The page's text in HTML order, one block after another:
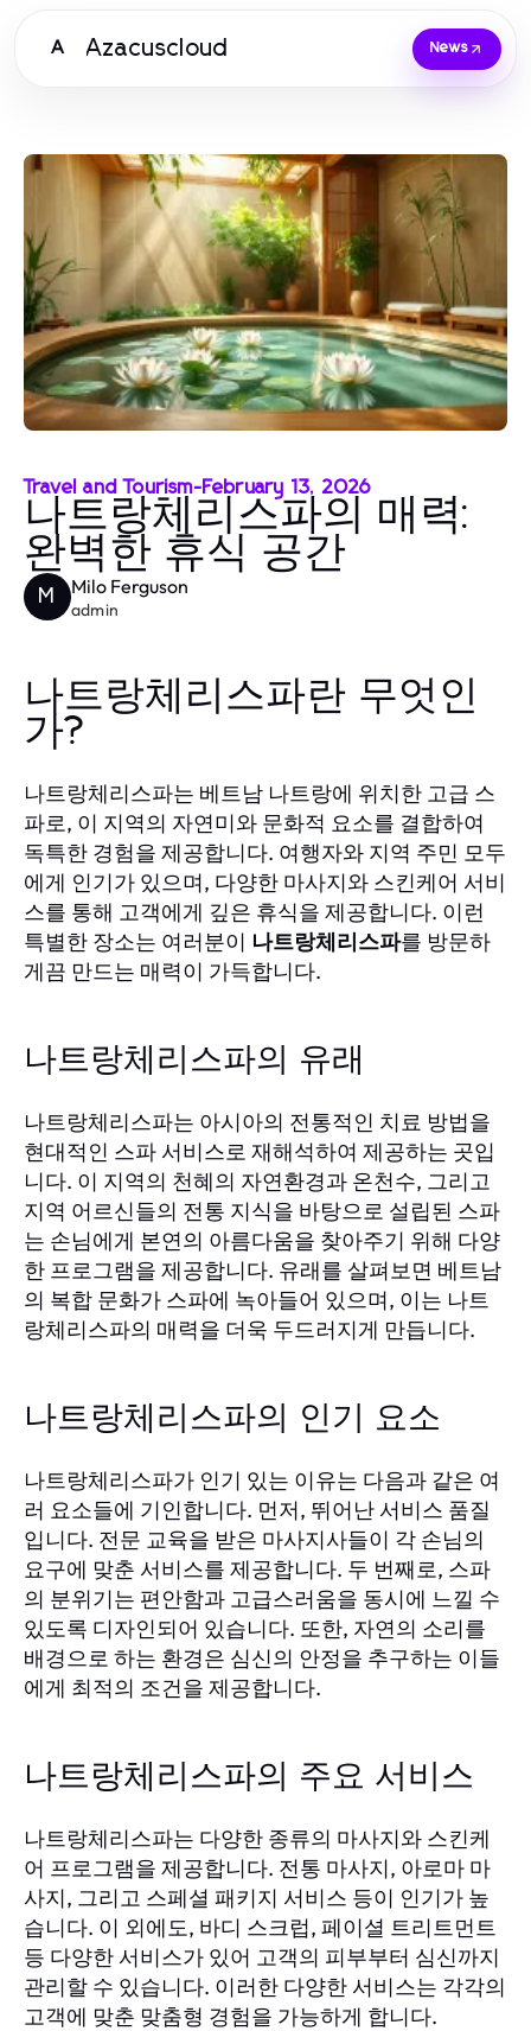
A Azacuscloud News
Travel and Tourism-February 13, 2026
나트랑체리스파의 매력:
완벽한 휴식 공간
M Milo Ferguson
admin
나트랑체리스파란 무엇인
가?
나트랑체리스파는 베트남 나트랑에 위치한 고급 스
파로, 이 지역의 자연미와 문화적 요소를 결합하여
독특한 경험을 제공합니다. 여행자와 지역 주민 모두
에게 인기가 있으며, 다양한 마사지와 스킨케어 서비
스를 통해 고객에게 깊은 휴식을 제공합니다. 이런
특별한 장소는 여러분이 나트랑체리스파를 방문하
게끔 만드는 매력이 가득합니다.
나트랑체리스파의 유래
나트랑체리스파는 아시아의 전통적인 치료 방법을
현대적인 스파 서비스로 재해석하여 제공하는 곳입
니다. 이 지역의 천혜의 자연환경과 온천수, 그리고
지역 어르신들의 전통 지식을 바탕으로 설립된 스파
는 손님에게 본연의 아름다움을 찾아주기 위해 다양
한 프로그램을 제공합니다. 유래를 살펴보면 베트남
의 복합 문화가 스파에 녹아들어 있으며, 이는 나트
랑체리스파의 매력을 더욱 두드러지게 만듭니다.
나트랑체리스파의 인기 요소
나트랑체리스파가 인기 있는 이유는 다음과 같은 여
러 요소들에 기인합니다. 먼저, 뛰어난 서비스 품질
입니다. 전문 교육을 받은 마사지사들이 각 손님의
요구에 맞춘 서비스를 제공합니다. 두 번째로, 스파
의 분위기는 편안함과 고급스러움을 동시에 느낄 수
있도록 디자인되어 있습니다. 또한, 자연의 소리를
배경으로 하는 환경은 심신의 안정을 추구하는 이들
에게 최적의 조건을 제공합니다.
나트랑체리스파의 주요 서비스
나트랑체리스파는 다양한 종류의 마사지와 스킨케
어 프로그램을 제공합니다. 전통 마사지, 아로마 마
사지, 그리고 스페셜 패키지 서비스 등이 인기가 높
습니다. 이 외에도, 바디 스크럽, 페이셜 트리트먼트
등 다양한 서비스가 있어 고객의 피부부터 심신까지
관리할 수 있습니다. 이러한 다양한 서비스는 각각의
고객에 맞춘 맞춤형 경험을 가능하게 합니다.